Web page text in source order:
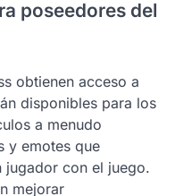
poseedores del
obtienen acceso a
disponibles para los
a menudo
y emotes que
jugador con el juego.
mejorar